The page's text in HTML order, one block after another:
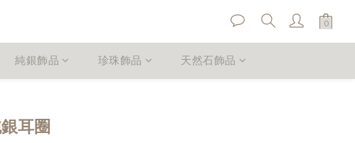
純銀飾品 珍珠飾品 天然石飾品
耳圈